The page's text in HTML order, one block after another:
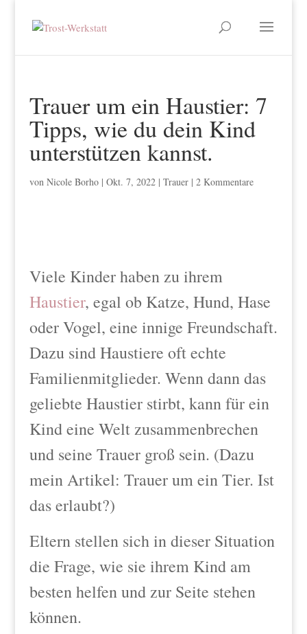
Trauer um ein Haustier: 7
Tipps, wie du dein Kind
unterstützen kannst.
von Nicole Borho| Okt. 7, 2022| Trauer| 2 Kommentare
Viele Kinder haben zu ihrem
Haustier, egal ob Katze, Hund, Hase
oder Vogel, eine innige Freundschaft.
Dazu sind Haustiere oft echte
Familienmitglieder. Wenn dann das
geliebte Haustier stirbt, kann für ein
Kind eine Welt zusammenbrechen
und seine Trauer groß sein. (Dazu
mein Artikel: Trauer um ein Tier. Ist
das erlaubt?)
Eltern stellen sich in dieser Situation
die Frage, wie sie ihrem Kind am
besten helfen und zur Seite stehen
können.